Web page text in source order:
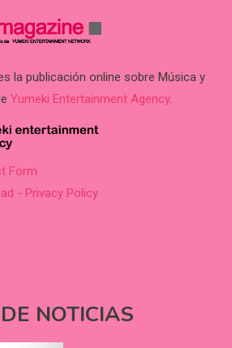
la publicación online sobre Música y
Yumeki Entertainment Agency.
Form
- Privacy Policy
NOTICIAS